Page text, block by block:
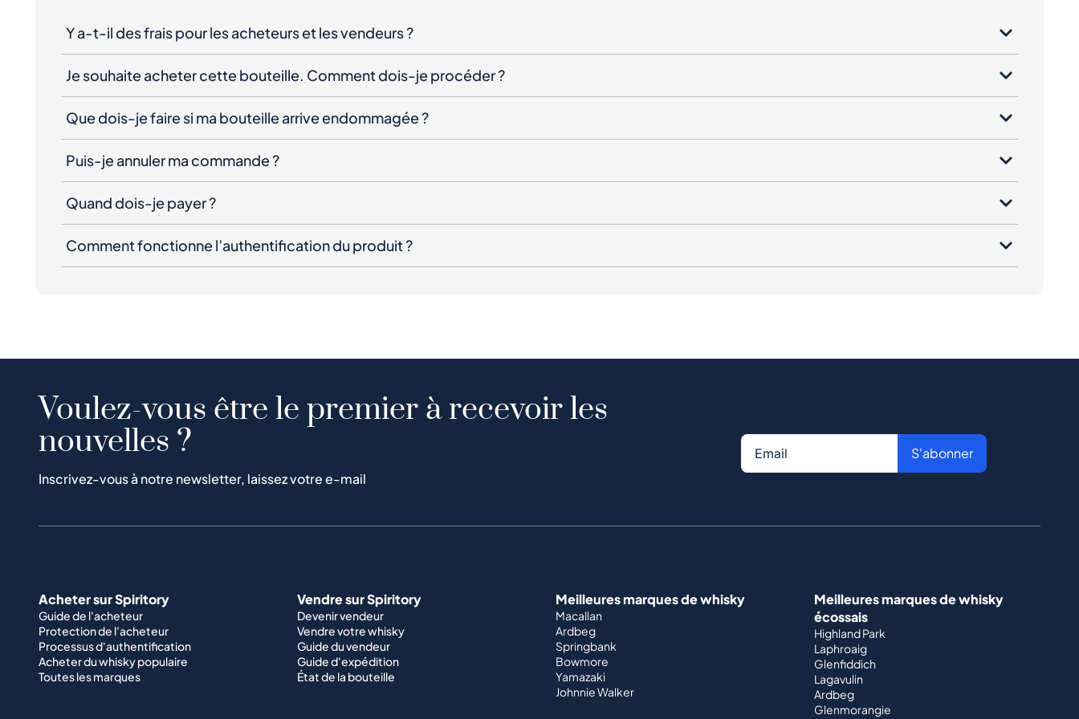
Y a-t-il des frais pour les acheteurs et les vendeurs ?
Je souhaite acheter cette bouteille. Comment dois-je procéder ?
Que dois-je faire si ma bouteille arrive endommagée ?
Puis-je annuler ma commande ?
Quand dois-je payer ?
Comment fonctionne l’authentification du produit ?
Voulez-vous être le premier à recevoir les
nouvelles ?
Inscrivez-vous à notre newsletter, laissez votre e-mail
S'abonner
Acheter sur Spiritory
Guide de l'acheteur
Protection de l'acheteur
Processus d'authentification
Acheter du whisky populaire
Toutes les marques
Vendre sur Spiritory
Devenir vendeur
Vendre votre whisky
Guide du vendeur
Guide d'expédition
État de la bouteille
Meilleures marques de whisky
Macallan
Ardbeg
Springbank
Bowmore
Yamazaki
Johnnie Walker
Meilleures marques de whisky
écossais
Highland Park
Laphroaig
Glenfiddich
Lagavulin
Ardbeg
Glenmorangie